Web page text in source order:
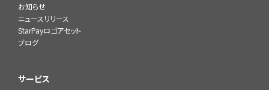
お知らせ
ニュースリリース
StarPayロゴアセット
ブログ
サービス